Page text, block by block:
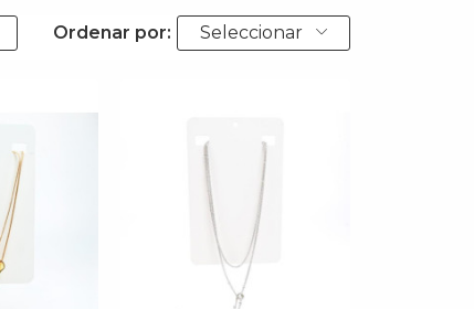
Ordenar por: Seleccionar